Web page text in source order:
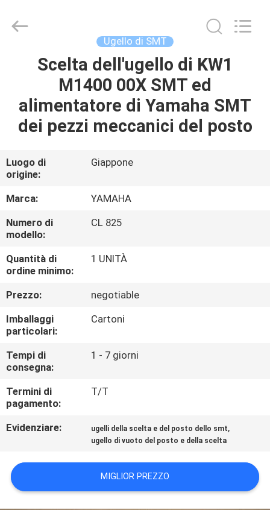
CASA
PRODOTTI
CIRCA
NOI
GIRO
DELLA
FABBRICA
CONTROLLO
DI
QUALITÀ
CONTATTICI
RICHIEDA
MAPPA
DEL
Technology
Ugello di SMT
Scelta dell'ugello di KW1
M1400 00X SMT ed
alimentatore di Yamaha SMT
dei pezzi meccanici del posto
Luogo di
origine:
Giappone
Marca:
YAMAHA
Numero di
modello:
CL 825
Quantità di
ordine minimo:
1 UNITÀ
Prezzo:
negotiable
Imballaggi
particolari:
Cartoni
Tempi di
consegna:
1 - 7 giorni
Termini di
pagamento:
T/T
Evidenziare: ugelli della scelta e del posto dello smt,
ugello di vuoto del posto e della scelta
MIGLIOR PREZZO